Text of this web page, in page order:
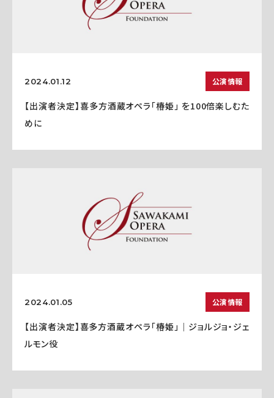
2024.01.12 公演情報
【出演者決定】喜多方酒蔵オペラ「椿姫」 を100倍楽しむた
めに
2024.01.05 公演情報
【出演者決定】喜多方酒蔵オペラ「椿姫」｜ジョルジョ・ジェ
ルモン役